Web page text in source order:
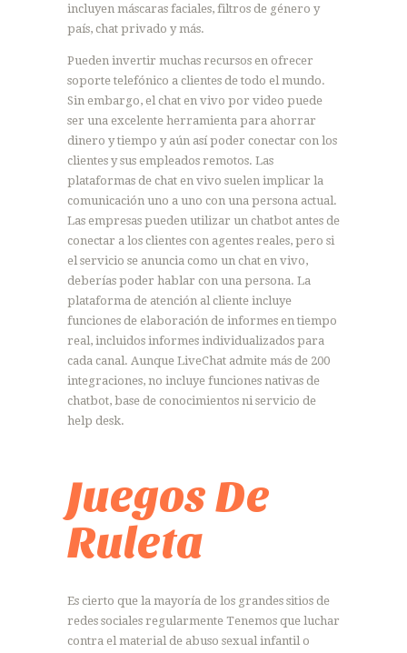
incluyen máscaras faciales, filtros de género y
país, chat privado y más.
Pueden invertir muchas recursos en ofrecer
soporte telefónico a clientes de todo el mundo.
Sin embargo, el chat en vivo por video puede
ser una excelente herramienta para ahorrar
dinero y tiempo y aún así poder conectar con los
clientes y sus empleados remotos. Las
plataformas de chat en vivo suelen implicar la
comunicación uno a uno con una persona actual.
Las empresas pueden utilizar un chatbot antes de
conectar a los clientes con agentes reales, pero si
el servicio se anuncia como un chat en vivo,
deberías poder hablar con una persona. La
plataforma de atención al cliente incluye
funciones de elaboración de informes en tiempo
real, incluidos informes individualizados para
cada canal. Aunque LiveChat admite más de 200
integraciones, no incluye funciones nativas de
chatbot, base de conocimientos ni servicio de
help desk.
Juegos De
Ruleta
Es cierto que la mayoría de los grandes sitios de
redes sociales regularmente Tenemos que luchar
contra el material de abuso sexual infantil o